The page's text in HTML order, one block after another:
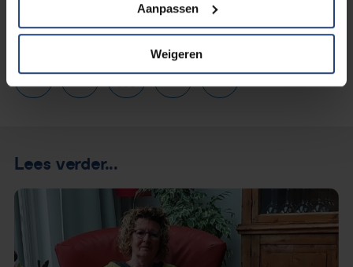
Aanpassen
Weigeren
Lees verder...